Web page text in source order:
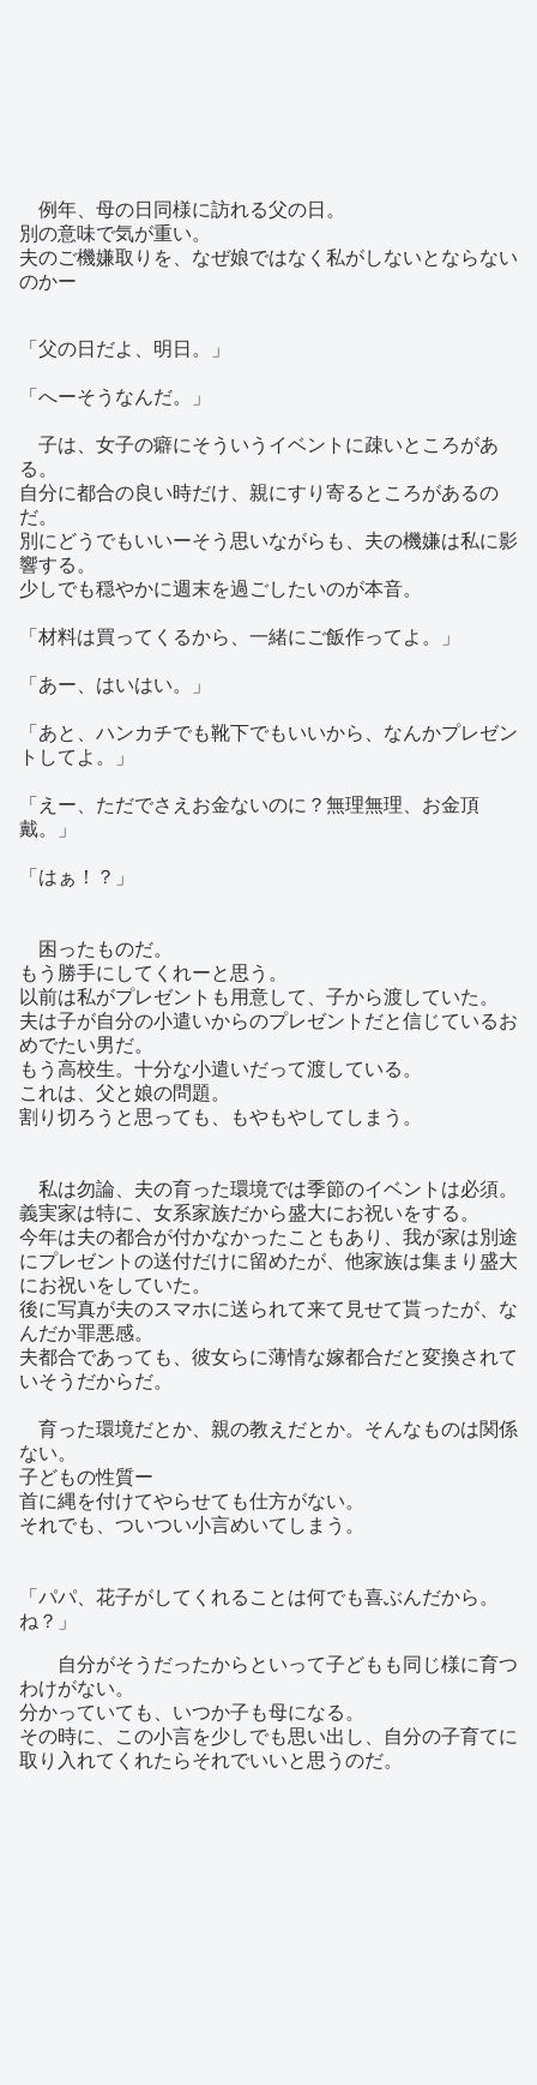
例年、母の日同様に訪れる父の日。
別の意味で気が重い。
夫のご機嫌取りを、なぜ娘ではなく私がしないとならない
のかー
「父の日だよ、明日。」
「へーそうなんだ。」
子は、女子の癖にそういうイベントに疎いところがあ
る。
自分に都合の良い時だけ、親にすり寄るところがあるの
だ。
別にどうでもいいーそう思いながらも、夫の機嫌は私に影
響する。
少しでも穏やかに週末を過ごしたいのが本音。
「材料は買ってくるから、一緒にご飯作ってよ。」
「あー、はいはい。」
「あと、ハンカチでも靴下でもいいから、なんかプレゼン
トしてよ。」
「えー、ただでさえお金ないのに？無理無理、お金頂
戴。」
「はぁ！？」
困ったものだ。
もう勝手にしてくれーと思う。
以前は私がプレゼントも用意して、子から渡していた。
夫は子が自分の小遣いからのプレゼントだと信じているお
めでたい男だ。
もう高校生。十分な小遣いだって渡している。
これは、父と娘の問題。
割り切ろうと思っても、もやもやしてしまう。
私は勿論、夫の育った環境では季節のイベントは必須。
義実家は特に、女系家族だから盛大にお祝いをする。
今年は夫の都合が付かなかったこともあり、我が家は別途
にプレゼントの送付だけに留めたが、他家族は集まり盛大
にお祝いをしていた。
後に写真が夫のスマホに送られて来て見せて貰ったが、な
んだか罪悪感。
夫都合であっても、彼女らに薄情な嫁都合だと変換されて
いそうだからだ。
育った環境だとか、親の教えだとか。そんなものは関係
ない。
子どもの性質ー
首に縄を付けてやらせても仕方がない。
それでも、ついつい小言めいてしまう。
「パパ、花子がしてくれることは何でも喜ぶんだから。
ね？」
自分がそうだったからといって子どもも同じ様に育つ
わけがない。
分かっていても、いつか子も母になる。
その時に、この小言を少しでも思い出し、自分の子育てに
取り入れてくれたらそれでいいと思うのだ。